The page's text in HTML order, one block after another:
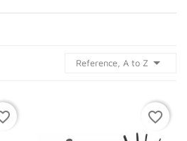
Reference, A to Z 
favorite_border